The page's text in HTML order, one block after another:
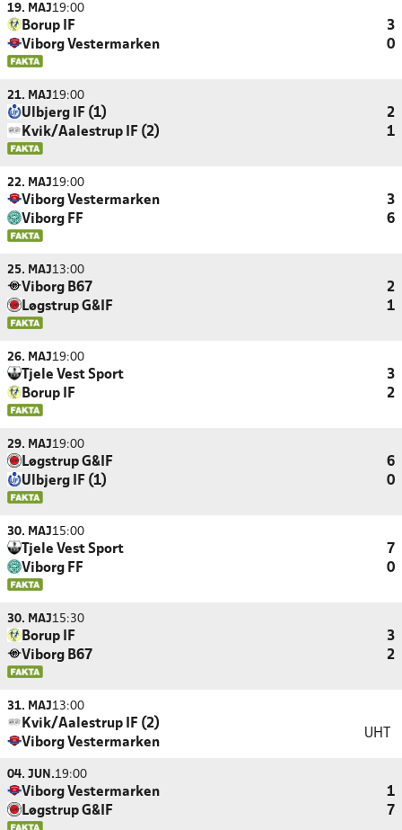
19. MAJ19:00
Borup IF
3
Viborg Vestermarken
0
21. MAJ19:00
Ulbjerg IF (1)
2
Kvik/Aalestrup IF (2)
1
22. MAJ19:00
Viborg Vestermarken
3
Viborg FF
6
25. MAJ13:00
Viborg B67
2
Løgstrup G&IF
1
26. MAJ19:00
Tjele Vest Sport
3
Borup IF
2
29. MAJ19:00
Løgstrup G&IF
6
Ulbjerg IF (1)
0
30. MAJ15:00
Tjele Vest Sport
7
Viborg FF
0
30. MAJ15:30
Borup IF
3
Viborg B67
2
31. MAJ13:00
Kvik/Aalestrup IF (2)
Viborg Vestermarken
UHT
04. JUN.19:00
Viborg Vestermarken
1
Løgstrup G&IF
7